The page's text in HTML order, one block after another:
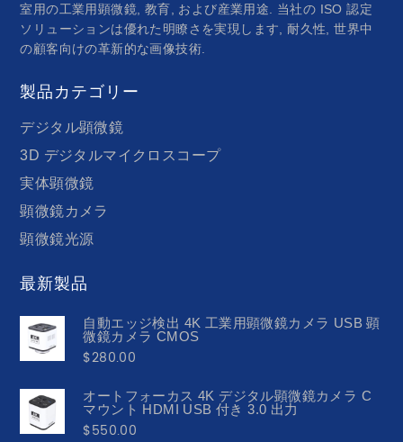
室用の工業用顕微鏡, 教育, および産業用途. 当社の ISO 認定
ソリューションは優れた明瞭さを実現します, 耐久性, 世界中
の顧客向けの革新的な画像技術.
製品カテゴリー
デジタル顕微鏡
3D デジタルマイクロスコープ
実体顕微鏡
顕微鏡カメラ
顕微鏡光源
最新製品
自動エッジ検出 4K 工業用顕微鏡カメラ USB 顕
微鏡カメラ CMOS
$280.00
オートフォーカス 4K デジタル顕微鏡カメラ C
マウント HDMI USB 付き 3.0 出力
$550.00